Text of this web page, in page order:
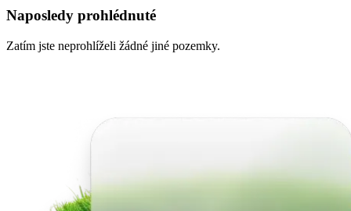
Naposledy prohlédnuté
Zatím jste neprohlíželi žádné jiné pozemky.